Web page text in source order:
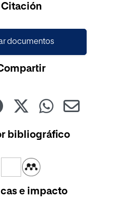
Citación
documentos
bibliográfico
e impacto